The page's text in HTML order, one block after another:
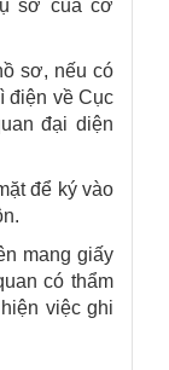
sở của cơ
sơ, nếu có
điện về Cục
đại diện
để ký vào
mang giấy
có thẩm
việc ghi